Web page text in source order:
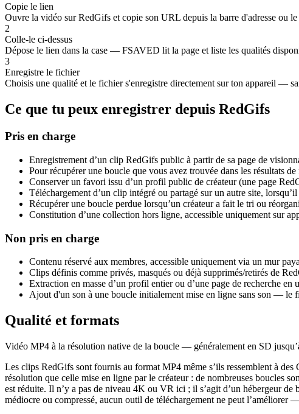
Copie le lien
Ouvre la vidéo sur RedGifs et copie son URL depuis la barre d'adresse ou le
2
Colle-le ci-dessus
Dépose le lien dans la case — FSAVED lit la page et liste les qualités
3
Enregistre le fichier
Choisis une qualité et le fichier s'enregistre directement sur ton appareil —
Ce que tu peux enregistrer depuis RedGifs
Pris en charge
Enregistrement d’un clip RedGifs public à partir de sa page de
Pour récupérer une boucle que vous avez trouvée dans les résultats
Conserver un favori issu d’un profil public de créateur (une page
Téléchargement d’un clip intégré ou partagé sur un autre site,
Récupérer une boucle perdue lorsqu’un créateur a fait le tri ou
Constitution d’une collection hors ligne, accessible uniquement sur
Non pris en charge
Contenu réservé aux membres, accessible uniquement via un mur
Clips définis comme privés, masqués ou déjà supprimés/retirés de
Extraction en masse d’un profil entier ou d’une page de recherche
Ajout d'un son à une boucle initialement mise en ligne sans son — le
Qualité et formats
Vidéo MP4 à la résolution native de la boucle — généralement en SD
Les clips RedGifs sont fournis au format MP4 même s’ils ressemblent à
résolution que celle mise en ligne par le créateur : de nombreuses boucles
est réduite. Il n’y a pas de niveau 4K ou VR ici ; il s’agit d’un hébergeur
médiocre ou compressé, aucun outil de téléchargement ne peut